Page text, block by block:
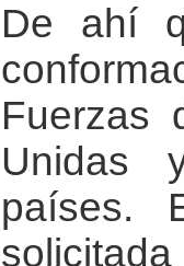
De ahí
Fuerzas
Unidas
países.